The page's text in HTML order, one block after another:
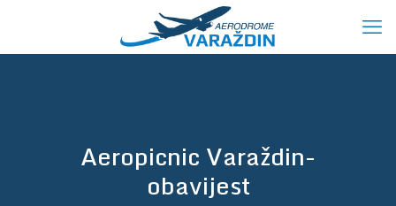
Aeropicnic Varaždin-
obavijest